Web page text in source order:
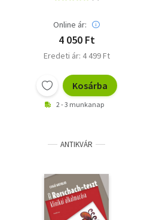
Online ár:
4 050 Ft
Eredeti ár: 4 499 Ft
Kosárba
2 - 3 munkanap
ANTIKVÁR